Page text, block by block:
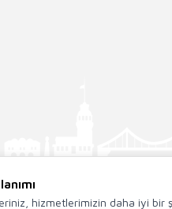
hizmetlerimizin daha iyi bir